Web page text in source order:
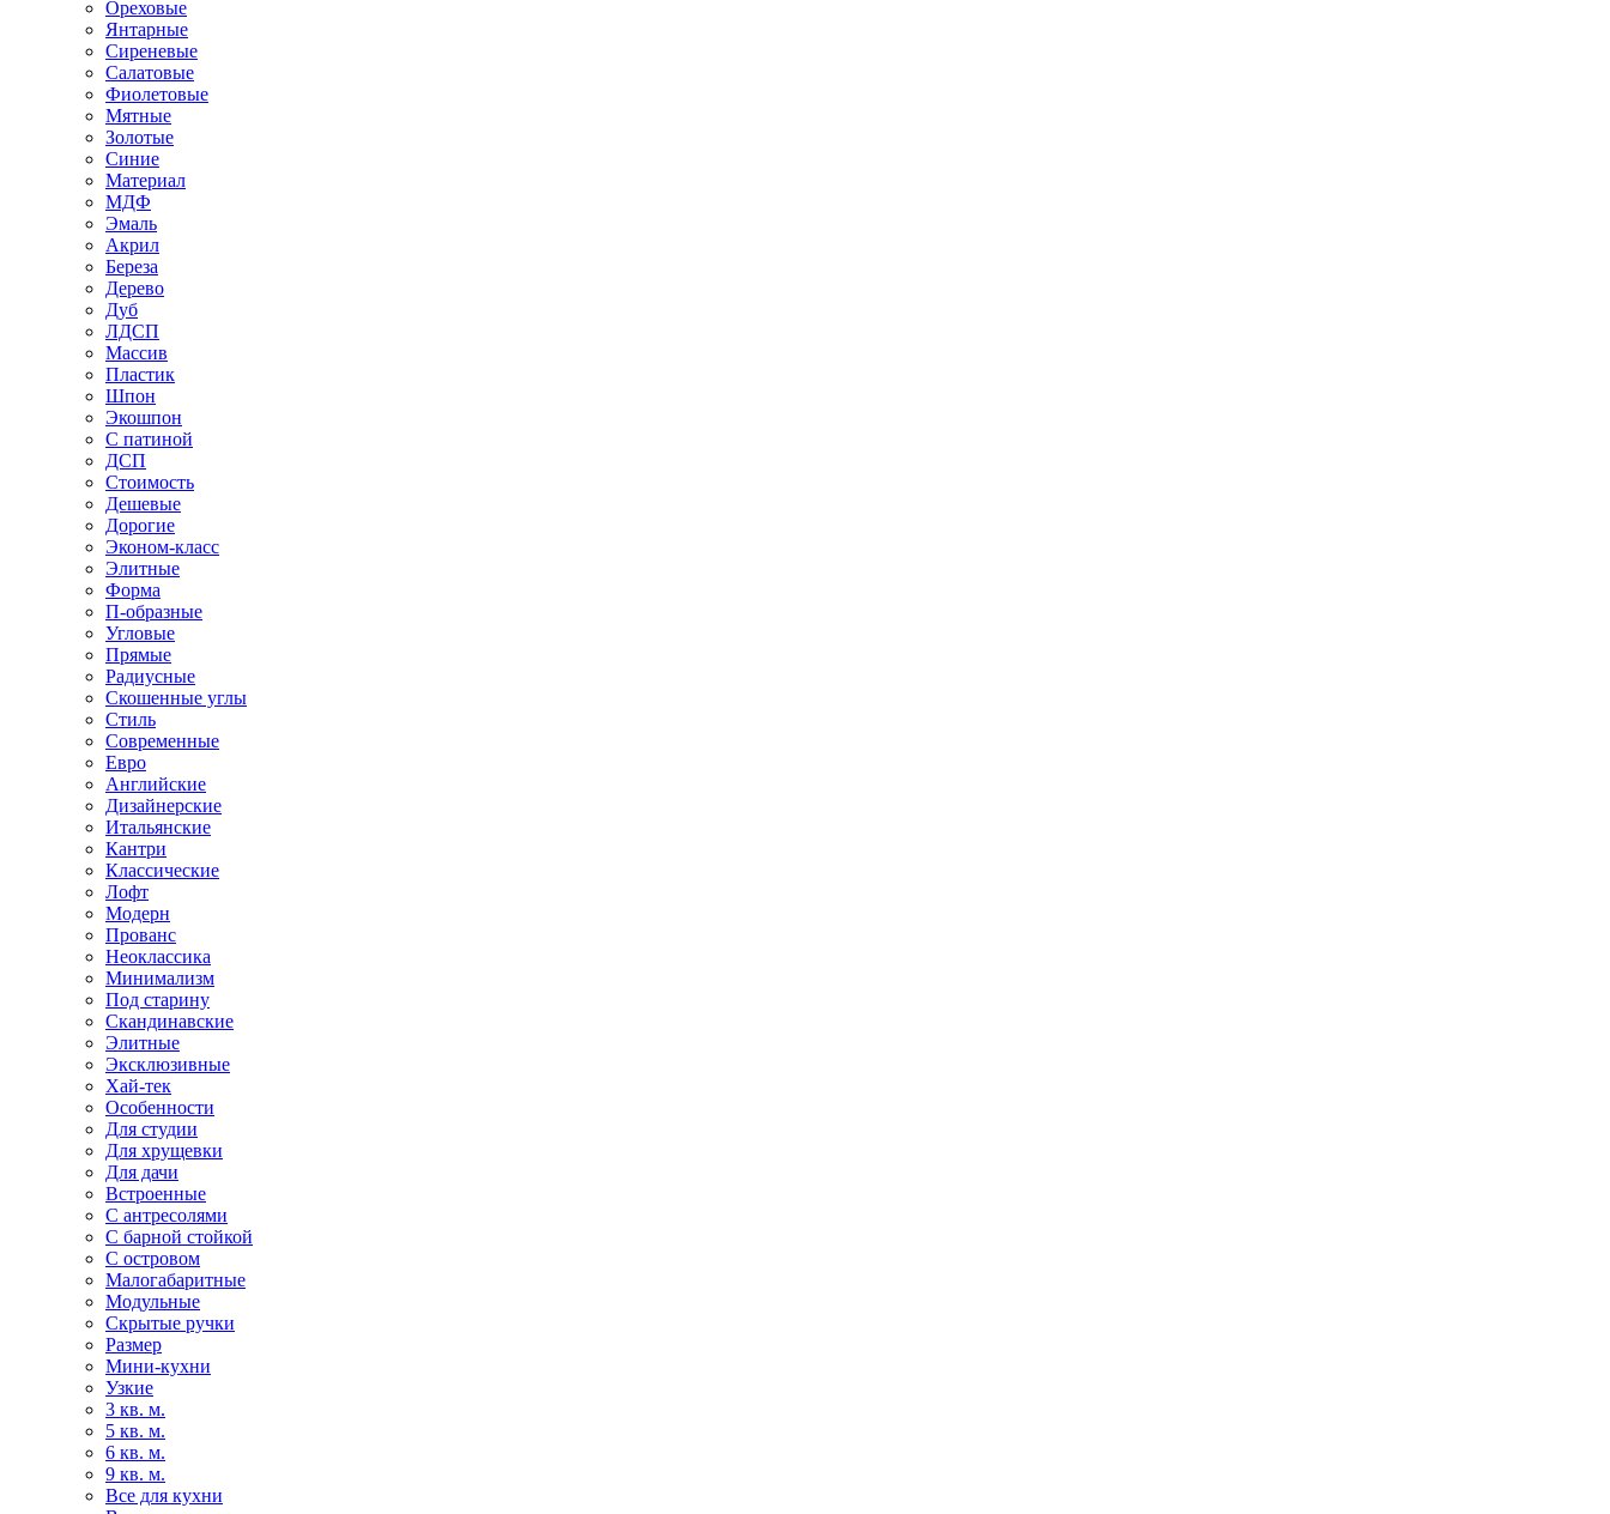
Ореховые
Янтарные
Сиреневые
Салатовые
Фиолетовые
Мятные
Золотые
Синие
Материал
МДФ
Эмаль
Акрил
Береза
Дерево
Дуб
ЛДСП
Массив
Пластик
Шпон
Экошпон
С патиной
ДСП
Стоимость
Дешевые
Дорогие
Эконом-класс
Элитные
Форма
П-образные
Угловые
Прямые
Радиусные
Скошенные углы
Стиль
Современные
Евро
Английские
Дизайнерские
Итальянские
Кантри
Классические
Лофт
Модерн
Прованс
Неоклассика
Минимализм
Под старину
Скандинавские
Элитные
Эксклюзивные
Хай-тек
Особенности
Для студии
Для хрущевки
Для дачи
Встроенные
С антресолями
С барной стойкой
С островом
Малогабаритные
Модульные
Скрытые ручки
Размер
Мини-кухни
Узкие
3 кв. м.
5 кв. м.
6 кв. м.
9 кв. м.
Все для кухни